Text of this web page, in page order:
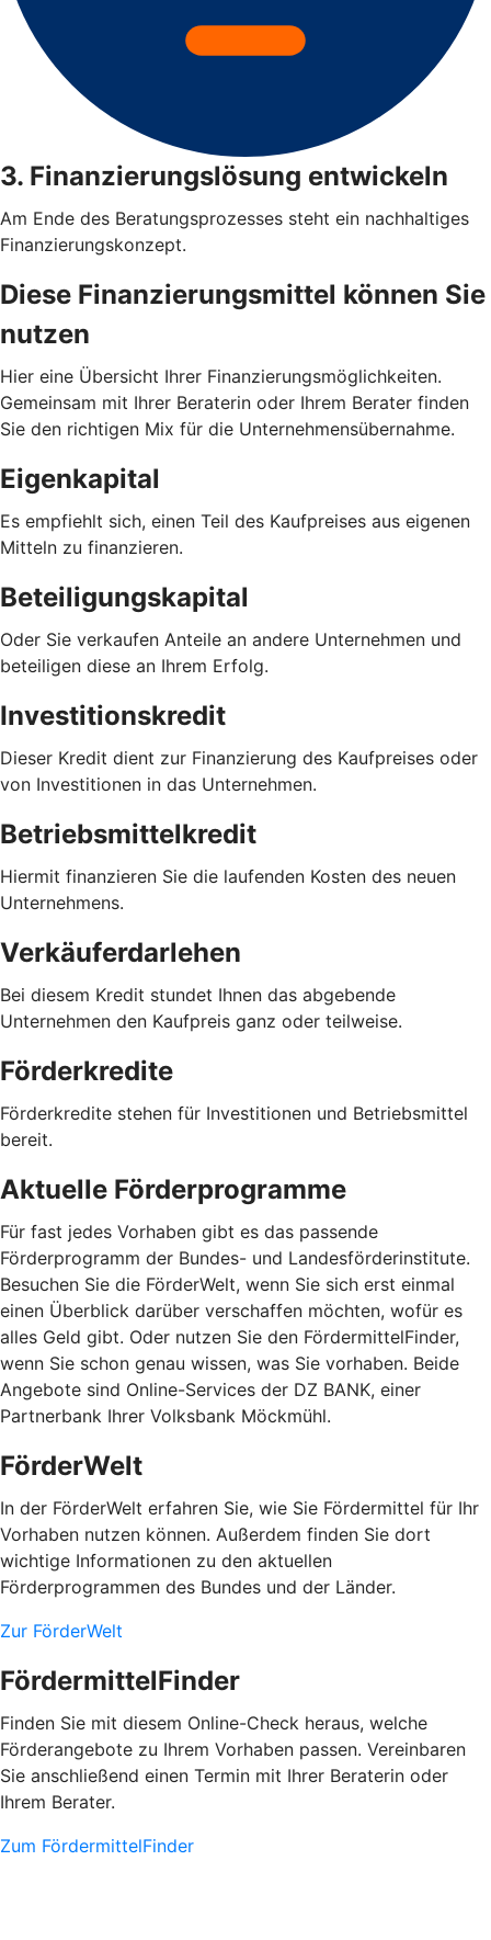
3. Finanzierungslösung entwickeln
Am Ende des Beratungsprozesses steht ein nachhaltiges
Finanzierungskonzept.
Diese Finanzierungsmittel können Sie
nutzen
Hier eine Übersicht Ihrer Finanzierungsmöglichkeiten.
Gemeinsam mit Ihrer Beraterin oder Ihrem Berater finden
Sie den richtigen Mix für die Unternehmensübernahme.
Eigenkapital
Es empfiehlt sich, einen Teil des Kaufpreises aus eigenen
Mitteln zu finanzieren.
Beteiligungskapital
Oder Sie verkaufen Anteile an andere Unternehmen und
beteiligen diese an Ihrem Erfolg.
Investitionskredit
Dieser Kredit dient zur Finanzierung des Kaufpreises oder
von Investitionen in das Unternehmen.
Betriebsmittelkredit
Hiermit finanzieren Sie die laufenden Kosten des neuen
Unternehmens.
Verkäuferdarlehen
Bei diesem Kredit stundet Ihnen das abgebende
Unternehmen den Kaufpreis ganz oder teilweise.
Förderkredite
Förderkredite stehen für Investitionen und Betriebsmittel
bereit.
Aktuelle Förderprogramme
Für fast jedes Vorhaben gibt es das passende
Förderprogramm der Bundes- und Landesförderinstitute.
Besuchen Sie die FörderWelt, wenn Sie sich erst einmal
einen Überblick darüber verschaffen möchten, wofür es
alles Geld gibt. Oder nutzen Sie den FördermittelFinder,
wenn Sie schon genau wissen, was Sie vorhaben. Beide
Angebote sind Online-Services der DZ BANK, einer
Partnerbank Ihrer Volksbank Möckmühl.
FörderWelt
In der FörderWelt erfahren Sie, wie Sie Fördermittel für Ihr
Vorhaben nutzen können. Außerdem finden Sie dort
wichtige Informationen zu den aktuellen
Förderprogrammen des Bundes und der Länder.
Zur FörderWelt
FördermittelFinder
Finden Sie mit diesem Online-Check heraus, welche
Förderangebote zu Ihrem Vorhaben passen. Vereinbaren
Sie anschließend einen Termin mit Ihrer Beraterin oder
Ihrem Berater.
Zum FördermittelFinder